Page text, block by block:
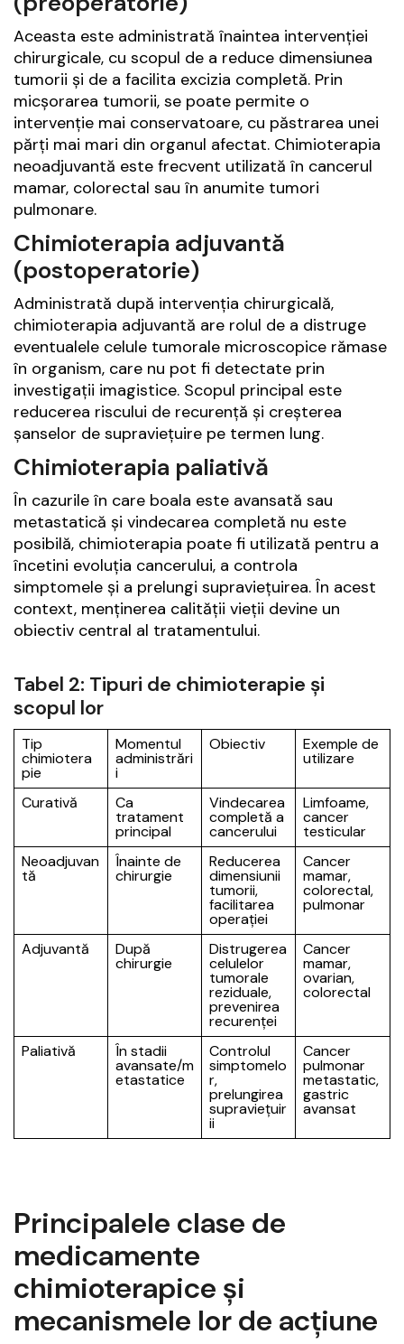
Aceasta este administrată înaintea intervenției
chirurgicale, cu scopul de a reduce dimensiunea
tumorii și de a facilita excizia completă. Prin
micșorarea tumorii, se poate permite o
intervenție mai conservatoare, cu păstrarea unei
părți mai mari din organul afectat. Chimioterapia
neoadjuvantă este frecvent utilizată în cancerul
mamar, colorectal sau în anumite tumori
pulmonare.
Chimioterapia adjuvantă
(postoperatorie)
Administrată după intervenția chirurgicală,
chimioterapia adjuvantă are rolul de a distruge
eventualele celule tumorale microscopice rămase
în organism, care nu pot fi detectate prin
investigații imagistice. Scopul principal este
reducerea riscului de recurență și creșterea
șanselor de supraviețuire pe termen lung.
Chimioterapia paliativă
În cazurile în care boala este avansată sau
metastatică și vindecarea completă nu este
posibilă, chimioterapia poate fi utilizată pentru a
încetini evoluția cancerului, a controla
simptomele și a prelungi supraviețuirea. În acest
context, menținerea calității vieții devine un
obiectiv central al tratamentului.
Tabel 2: Tipuri de chimioterapie și
scopul lor
Tip
chimiotera
pie
Momentul
administrări
i
Obiectiv Exemple de
utilizare
Curativă Ca
tratament
principal
Vindecarea
completă a
cancerului
Limfoame,
cancer
testicular
Neoadjuvan
tă
Înainte de
chirurgie
Reducerea
dimensiunii
tumorii,
facilitarea
operației
Cancer
mamar,
colorectal,
pulmonar
Adjuvantă După
chirurgie
Distrugerea
celulelor
tumorale
reziduale,
prevenirea
recurenței
Cancer
mamar,
ovarian,
colorectal
Paliativă În stadii
avansate/m
etastatice
Controlul
simptomelo
r,
prelungirea
supraviețuir
ii
Cancer
pulmonar
metastatic,
gastric
avansat
Principalele clase de
medicamente
chimioterapice și
mecanismele lor de acțiune